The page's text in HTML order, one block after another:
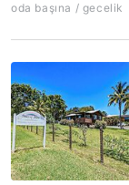
oda başına / gecelik